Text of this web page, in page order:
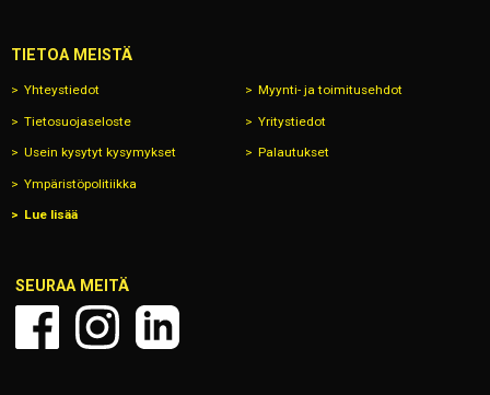
TIETOA MEISTÄ
Yhteystiedot Myynti- ja toimitusehdot
Tietosuojaseloste Yritystiedot
Usein kysytyt kysymykset Palautukset
Ympäristöpolitiikka
Lue lisää
SEURAA MEITÄ